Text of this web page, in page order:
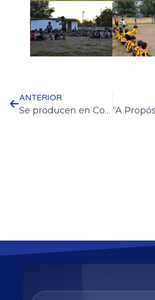
ANTERIOR
Se producen en Colón hortalizas sanas a partir de buenas prácticas agrícolas